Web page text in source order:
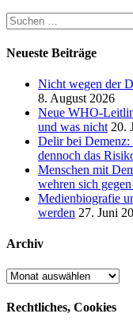
Suchen
nach:
Neueste Beiträge
Nicht wegen der
8. August 2026
Neue WHO-
und was nicht 20.
Delir bei Demenz:
dennoch das
Menschen mit
wehren sich
Medienbiografie
werden 27. Juni
Archiv
Archiv
Rechtliches, Cookies